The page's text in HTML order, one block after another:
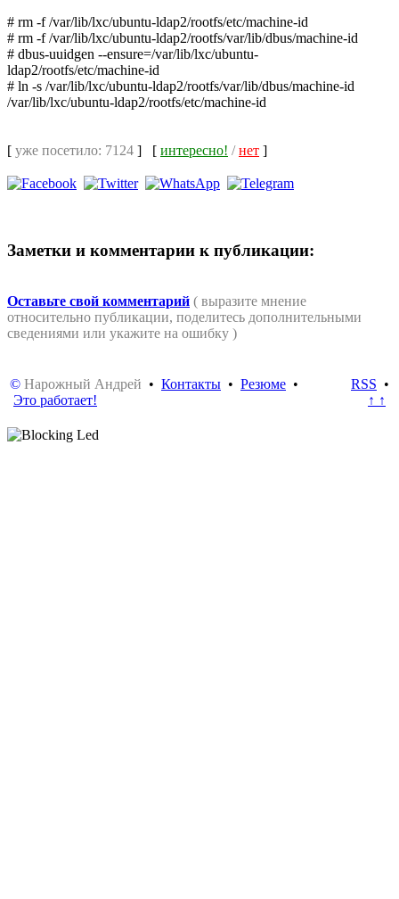
# rm -f /var/lib/lxc/ubuntu-ldap2/rootfs/etc/machine-id
# rm -f /var/lib/lxc/ubuntu-ldap2/rootfs/var/lib/dbus/machine-id
# dbus-uuidgen --ensure=/var/lib/lxc/ubuntu-
ldap2/rootfs/etc/machine-id
# ln -s /var/lib/lxc/ubuntu-ldap2/rootfs/var/lib/dbus/machine-id
/var/lib/lxc/ubuntu-ldap2/rootfs/etc/machine-id
[ уже посетило: 7124 ] [ интересно! /нет ]
Заметки и комментарии к публикации:
Оставьте свой комментарий ( выразите мнение
относительно публикации, поделитесь дополнительными
сведениями или укажите на ошибку )
© Нарожный Андрей • Контакты • Резюме •
Это работает!
RSS •
↑ ↑